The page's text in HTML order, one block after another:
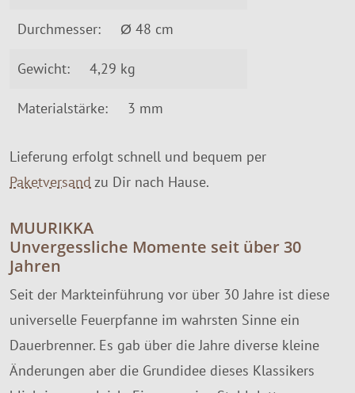
Durchmesser: Ø 48 cm
Gewicht: 4,29 kg
Materialstärke: 3 mm
Lieferung erfolgt schnell und bequem per
Paketversand zu Dir nach Hause.
MUURIKKA
Unvergessliche Momente seit über 30
Jahren
Seit der Markteinführung vor über 30 Jahre ist diese
universelle Feuerpfanne im wahrsten Sinne ein
Dauerbrenner. Es gab über die Jahre diverse kleine
Änderungen aber die Grundidee dieses Klassikers